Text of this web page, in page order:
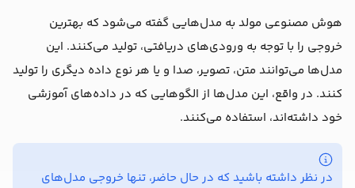
هوش مصنوعی مولد به مدل‌هایی گفته می‌شود که بهترین
خروجی را با توجه به ورودی‌های دریافتی، تولید می‌کنند. این
مدل‌ها می‌توانند متن، تصویر، صدا و یا هر نوع داده دیگری را تولید
کنند. در واقع، این مدل‌ها از الگوهایی که در داده‌های آموزشی
خود داشته‌اند، استفاده می‌کنند.
در نظر داشته باشید که در حال حاضر، تنها خروجی مدل‌های